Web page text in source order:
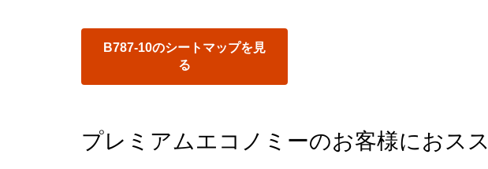
B787-10のシートマップを見
る
プレミアムエコノミーのお客様におス